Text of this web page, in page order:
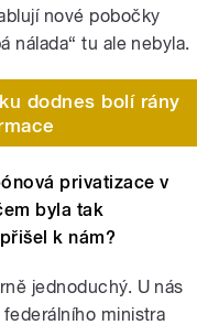
nové pobočky
nálada“ tu ale nebyla.
dodnes bolí rány
privatizace v
byla tak
k nám?
jednoduchý. U nás
ministra